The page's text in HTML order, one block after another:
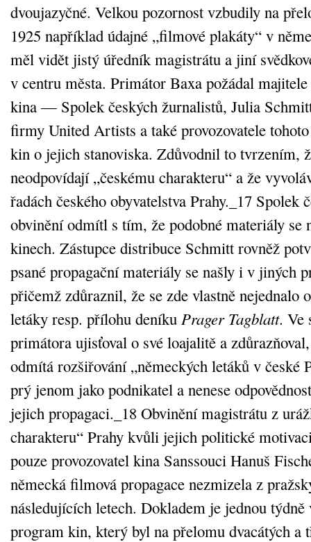
dvoujazyčné. Velkou pozornost vzbudily na
1925 například údajné „filmové plakáty“ v
měl vidět jistý úředník magistrátu a jiní
v centru města. Primátor Baxa požádal
kina — Spolek českých žurnalistů, Julia
firmy United Artists a také provozovatele
kin o jejich stanoviska. Zdůvodnil to tvrzením,
neodpovídají „českému charakteru“ a že
řadách českého obyvatelstva Prahy._17 Spolek
obvinění odmítl s tím, že podobné materiály se
kinech. Zástupce distribuce Schmitt rovněž
psané propagační materiály se našly i v jiných
přičemž zdůraznil, že se zde vlastně nejednalo
letáky resp. přílohu deníku Prager Tagblatt. Ve
primátora ujisťoval o své loajalitě a
odmítá rozšiřování „německých letáků v české
prý jenom jako podnikatel a nenese
jejich propagaci._18 Obvinění magistrátu z
charakteru“ Prahy kvůli jejich politické
pouze provozovatel kina Sanssouci Hanuš
německá filmová propagace nezmizela z
následujících letech. Dokladem je jednou
program kin, který byl na přelomu dvacátých a